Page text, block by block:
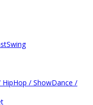
/ ShowDance /